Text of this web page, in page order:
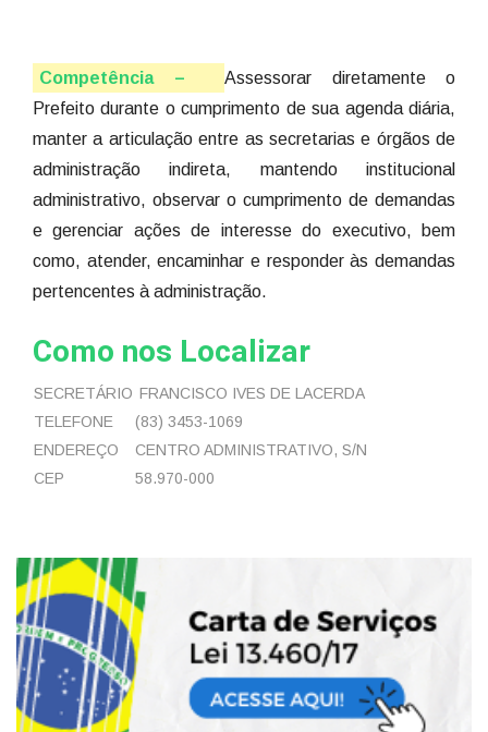
Competência –
Assessorar diretamente o
Prefeito durante o cumprimento de sua agenda diária,
manter a articulação entre as secretarias e órgãos de
administração indireta, mantendo institucional
administrativo, observar o cumprimento de demandas
e gerenciar ações de interesse do executivo, bem
como, atender, encaminhar e responder às demandas
pertencentes à administração.
Como nos Localizar
SECRETÁRIO FRANCISCO IVES DE LACERDA
TELEFONE
(83) 3453-1069
ENDEREÇO
CENTRO ADMINISTRATIVO, S/N
CEP
58.970-000